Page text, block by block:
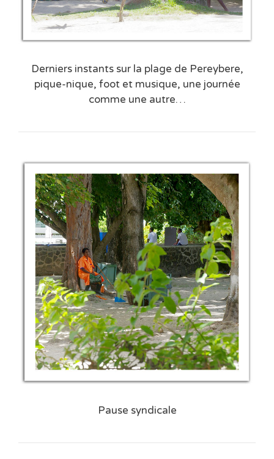
Derniers instants sur la plage de Pereybere,
pique-nique, foot et musique, une journée
comme une autre…
Pause syndicale